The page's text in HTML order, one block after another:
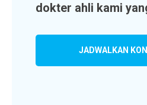
dokter ahli kami
JADWALKAN